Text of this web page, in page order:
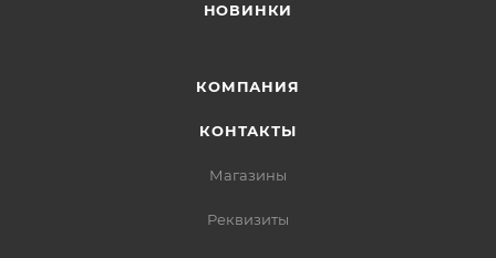
НОВИНКИ
КОМПАНИЯ
КОНТАКТЫ
Магазины
Реквизиты